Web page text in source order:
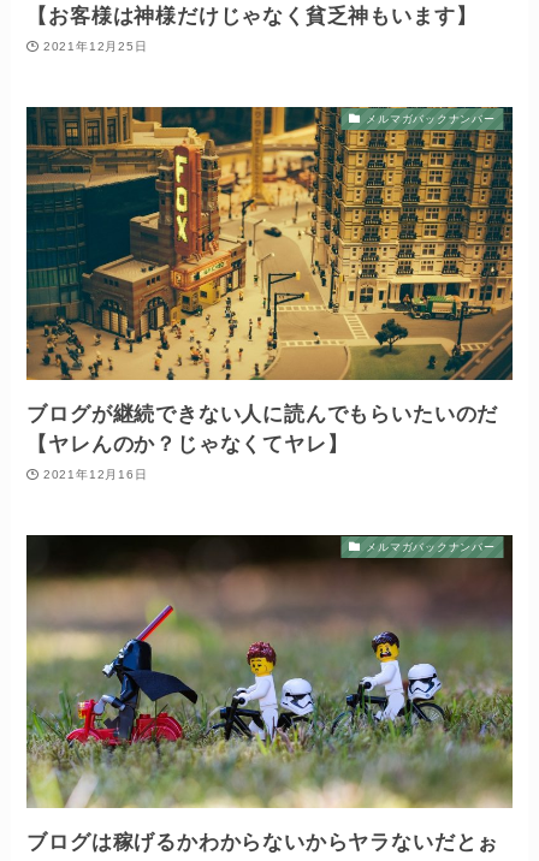
【お客様は神様だけじゃなく貧乏神もいます】
2021年12月25日
メルマガバックナンバー
ブログが継続できない人に読んでもらいたいのだ
【ヤレんのか？じゃなくてヤレ】
2021年12月16日
メルマガバックナンバー
ブログは稼げるかわからないからヤラないだとぉ